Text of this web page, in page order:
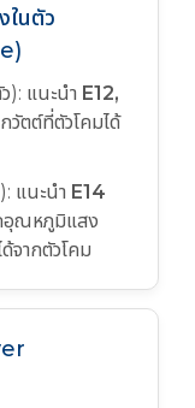
ในตัว
): แนะนำ E12,
ตต์ที่ตัวโคมได้
แนะนำ E14
ณหภูมิแสง
ากตัวโคม